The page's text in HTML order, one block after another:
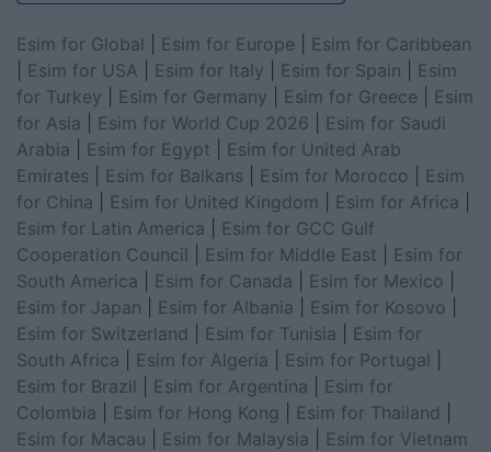
Esim for Global Esim for Europe
Esim for Caribbean
Esim for USA Esim for Italy Esim for Spain
Esim
for Turkey
Esim for Germany Esim for Greece
Esim
for Asia
Esim for World Cup 2026
Esim for Saudi
Arabia
Esim for Egypt
Esim for United Arab
Emirates
Esim for Balkans Esim for Morocco
Esim
for China
Esim for United Kingdom Esim for Africa
Esim for Latin America
Esim for GCC Gulf
Cooperation Council
Esim for Middle East
Esim for
South America
Esim for Canada Esim for Mexico
Esim for Japan
Esim for Albania Esim for Kosovo
Esim for Switzerland
Esim for Tunisia
Esim for
South Africa
Esim for Algeria Esim for Portugal
Esim for Brazil
Esim for Argentina
Esim for
Colombia
Esim for Hong Kong Esim for Thailand
Esim for Macau
Esim for Malaysia
Esim for Vietnam